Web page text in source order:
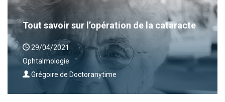
Tout savoir sur l’opération de la cataracte
29/04/2021
Ophtalmologie
Grégoire de Doctoranytime